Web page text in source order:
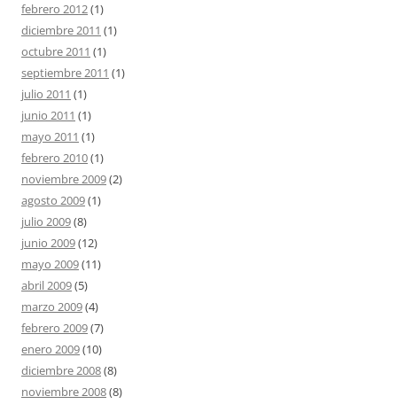
febrero 2012(1)
diciembre 2011 (1)
octubre 2011 (1)
septiembre 2011 (1)
julio 2011 (1)
junio 2011 (1)
mayo 2011 (1)
febrero 2010(1)
noviembre 2009(2)
agosto 2009(1)
julio 2009(8)
junio 2009(12)
mayo 2009(11)
abril 2009(5)
marzo 2009(4)
febrero 2009(7)
enero 2009(10)
diciembre 2008(8)
noviembre 2008(8)